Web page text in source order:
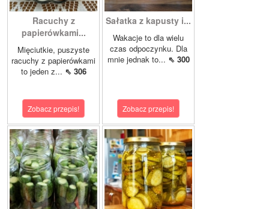
Racuchy z
papierówkami...
Mięciutkie, puszyste
racuchy z papierówkami
to jeden z... ⇖ 306
Zobacz przepis!
Sałatka z kapusty i...
Wakacje to dla wielu
czas odpoczynku. Dla
mnie jednak to... ⇖ 300
Zobacz przepis!